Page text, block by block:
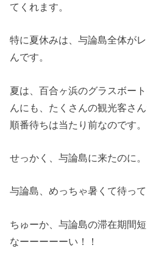
てくれます。
特に夏休みは、与論島全体が
んです。
夏は、百合ヶ浜のグラスボー
んにも、たくさんの観光客さ
順番待ちは当たり前なのです。
せっかく、与論島に来たのに。
与論島、めっちゃ暑くて待っ
ちゅーか、与論島の滞在期間
なーーーーーい！！